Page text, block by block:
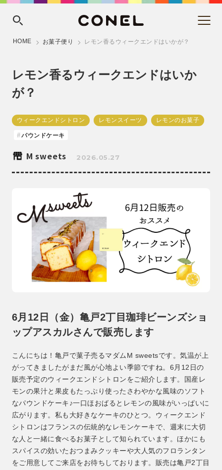
HOME お菓子便り レモン香るウィークエンドはいかが？
レモン香るウィークエンドはいか
が？
ウィークエンドシトロン レモンスイーツ レモンのお菓子
パウンドケーキ
M sweets 2026.05.27
6月12日（金）亀戸2丁目珈琲ビーンズショ
ップアスカルさんで販売します
こんにちは！亀戸で菓子売るマダムM sweetsです。気温が上
がってきましたがまだ風が心地よい季節ですね。6月12日の
販売予定のウィークエンドシトロンをご紹介します。国産レ
モンの果汁と果皮もたっぷり使ったさわやかな風味のソフト
なパウンドケーキ♪一口ほおばるとレモンの風味がいっぱいに
広がります。私も大好きなケーキのひとつ。ウィークエンド
シトロンはフランスの伝統的なレモンケーキで、週末に大切
な人と一緒に食べるお菓子として知られています。ほかにも
スパイスの効いたおつまみクッキーや大人気のフロランタン
をご用意してご来店をお待ちしております。販売は亀戸2丁目